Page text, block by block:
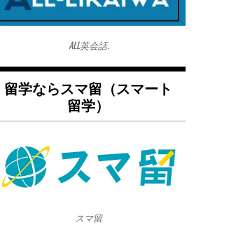
ALL英会話.
留学ならスマ留（スマート
留学）
スマ留